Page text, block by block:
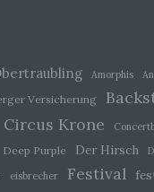
Amorphis
Versicherung
Circus Krone
Deep Purple Der Hirsch
eisbrecher Festival
der
gespeicherter
Ziel, ihre künftige